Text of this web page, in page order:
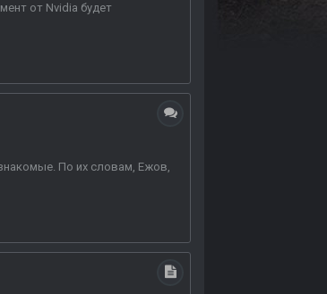
от Nvidia будет
По их словам, Ежов,